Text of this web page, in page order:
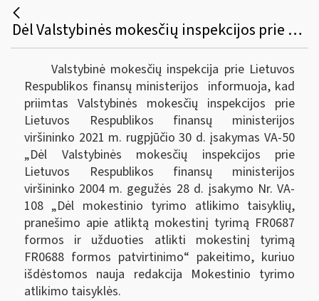
Dėl Valstybinės mokesčių inspekcijos prie Lietuvos Respublikos finansų ministerijos viršininko 2004 m. gegužės 28 d. įsakymo Nr. VA-108 pakeitimo
Valstybinė mokesčių inspekcija prie Lietuvos
Respublikos finansų ministerijos informuoja, kad
priimtas Valstybinės mokesčių inspekcijos prie
Lietuvos Respublikos finansų ministerijos
viršininko 2021 m. rugpjūčio 30 d. įsakymas VA-50
„Dėl Valstybinės mokesčių inspekcijos prie
Lietuvos Respublikos finansų ministerijos
viršininko 2004 m. gegužės 28 d. įsakymo Nr. VA-
108 „Dėl mokestinio tyrimo atlikimo taisyklių,
pranešimo apie atliktą mokestinį tyrimą FR0687
formos ir užduoties atlikti mokestinį tyrimą
FR0688 formos patvirtinimo“ pakeitimo, kuriuo
išdėstomos nauja redakcija Mokestinio tyrimo
atlikimo taisyklės.